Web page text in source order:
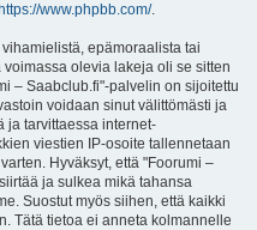
https://www.phpbb.com/.
epämoraalista tai
olevia lakeja oli se sitten
– Saabclub.fi"-palvelin on sijoitettu
voidaan sinut välittömästi ja
ja tarvittaessa internet-
viestien IP-osoite tallennetaan
Hyväksyt, että "Foorumi –
ja sulkea mikä tahansa
Suostut myös siihen, että kaikki
Tätä tietoa ei anneta kolmannelle